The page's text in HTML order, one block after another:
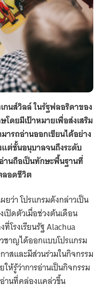
กนส์วิลล์ ในรัฐฟลอริดาของ
ดยมีเป้าหมายเพื่อส่งเสริม
ารถอ่านออกเขียนได้อย่าง
แต่ชั้นอนุบาลจนถึงระดับ
านถือเป็นทักษะพื้นฐานที่
ลอดชีวิต
ยว่า โปรแกรมดังกล่าวเป็น
เปิดตัวเมื่อช่วงต้นเดือน
โรงเรียนรัฐ Alachua
ชาญได้ออกแบบโปรแกรม
าสและมีส่วนร่วมในกิจกรรม
ห้รู้ว่าการอ่านเป็นกิจกรรม
านที่คล่องแคล่วขึ้น